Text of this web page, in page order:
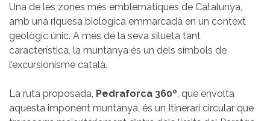
Una de les zones més emblemàtiques de Catalunya,
amb una riquesa biològica emmarcada en un context
geològic únic. A més de la seva silueta tant
característica, la muntanya és un dels símbols de
l’excursionisme català.
La ruta proposada, Pedraforca 360º , que envolta
aquesta imponent muntanya, és un Itinerari circular que